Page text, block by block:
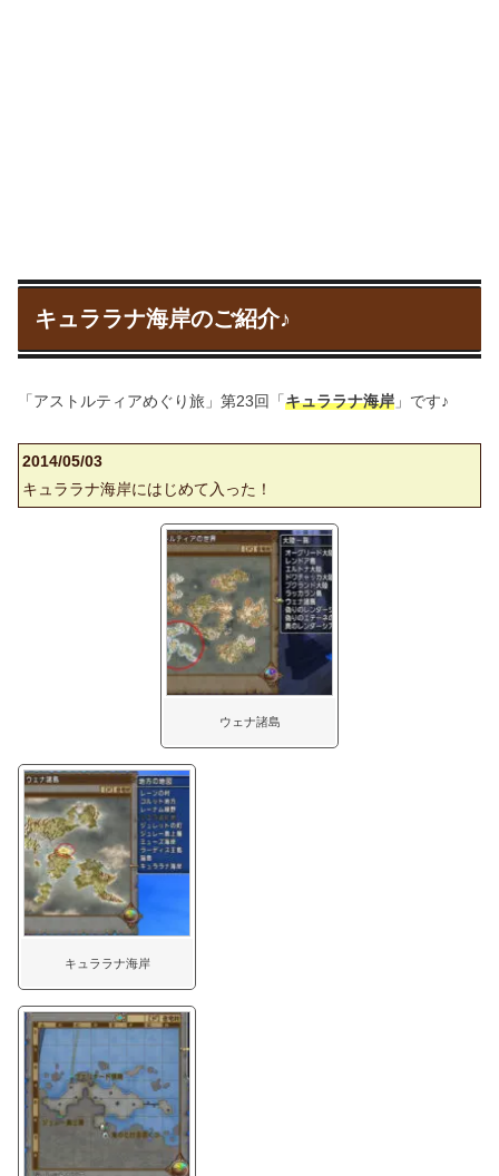
キュララナ海岸のご紹介♪
「アストルティアめぐり旅」第23回「キュララナ海岸 」です♪
2014/05/03
キュララナ海岸にはじめて入った！
ウェナ諸島
キュララナ海岸